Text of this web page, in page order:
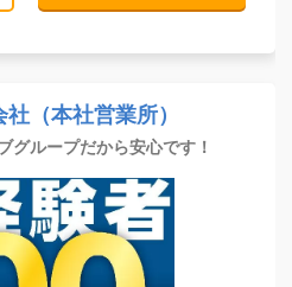
（本社営業所）
グループだから安心です！